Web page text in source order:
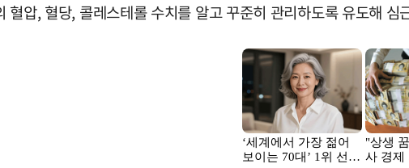
혈압, 혈당, 콜레스테롤 수치를 알고 꾸준히 관리하도록 유도해